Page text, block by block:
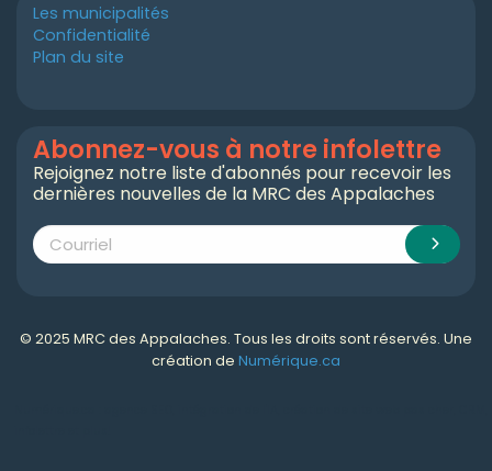
Les municipalités
Confidentialité
Plan du site
Abonnez-vous à notre infolettre
Rejoignez notre liste d'abonnés pour recevoir les
dernières nouvelles de la MRC des Appalaches
© 2025 MRC des Appalaches. Tous les droits sont réservés. Une
création de Numérique.ca